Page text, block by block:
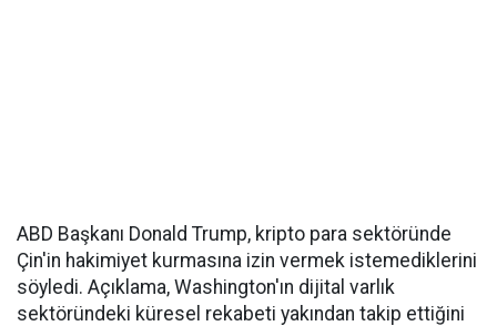
ABD Başkanı Donald Trump, kripto para sektöründe
Çin'in hakimiyet kurmasına izin vermek istemediklerini
söyledi. Açıklama, Washington'ın dijital varlık
sektöründeki küresel rekabeti yakından takip ettiğini